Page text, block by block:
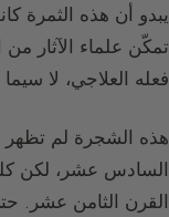
يبدو أن هذه الثمرة
تمكّن علماء الآثار
فعله العلاجي، لا
هذه الشجرة لم تظهر
السادس عشر، لكن
القرن الثامن عشر.